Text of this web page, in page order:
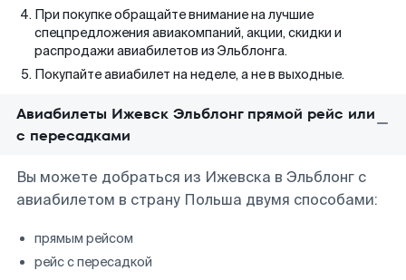
При покупке обращайте внимание на лучшие
спецпредложения авиакомпаний, акции, скидки и
распродажи авиабилетов из Эльблонга.
Покупайте авиабилет на неделе, а не в выходные.
Авиабилеты Ижевск Эльблонг прямой рейс или
с пересадками
Вы можете добраться из Ижевска в Эльблонг с
авиабилетом в страну Польша двумя способами:
прямым рейсом
рейс с пересадкой